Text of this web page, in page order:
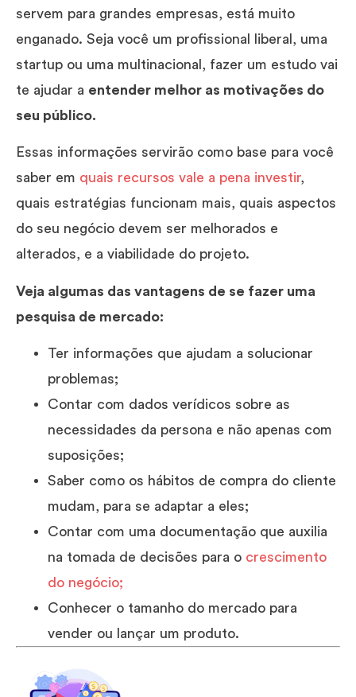
servem para grandes empresas, está muito
enganado. Seja você um profissional liberal, uma
startup ou uma multinacional, fazer um estudo vai
te ajudar a entender melhor as motivações do
seu público.
Essas informações servirão como base para você
saber em quais recursos vale a pena investir,
quais estratégias funcionam mais, quais aspectos
do seu negócio devem ser melhorados e
alterados, e a viabilidade do projeto.
Veja algumas das vantagens de se fazer uma
pesquisa de mercado:
Ter informações que ajudam a solucionar
problemas;
Contar com dados verídicos sobre as
necessidades da persona e não apenas com
suposições;
Saber como os hábitos de compra do cliente
mudam, para se adaptar a eles;
Contar com uma documentação que auxilia
na tomada de decisões para o crescimento
do negócio;
Conhecer o tamanho do mercado para
vender ou lançar um produto.